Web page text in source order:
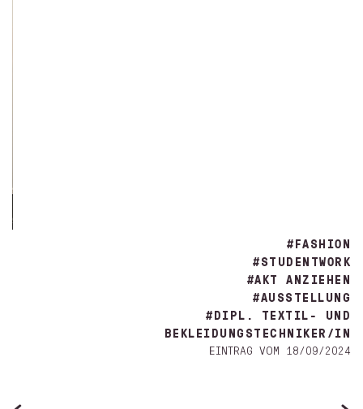
#FASHION
#STUDENTWORK
#AKT ANZIEHEN
#AUSSTELLUNG
#DIPL. TEXTIL- UND
BEKLEIDUNGSTECHNIKER/IN
EINTRAG VOM 18/09/2024